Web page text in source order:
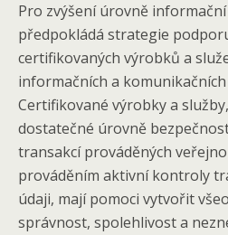
Pro zvýšení úrovně
předpokládá strategie
certifikovaných výrobků a
informačních a
Certifikované výrobky a
dostatečné úrovně
transakcí prováděných
prováděním aktivní kontroly
údaji, mají pomoci vytvořit
správnost, spolehlivost a